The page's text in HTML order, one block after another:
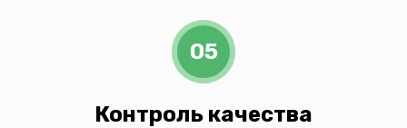
05
Контроль качества